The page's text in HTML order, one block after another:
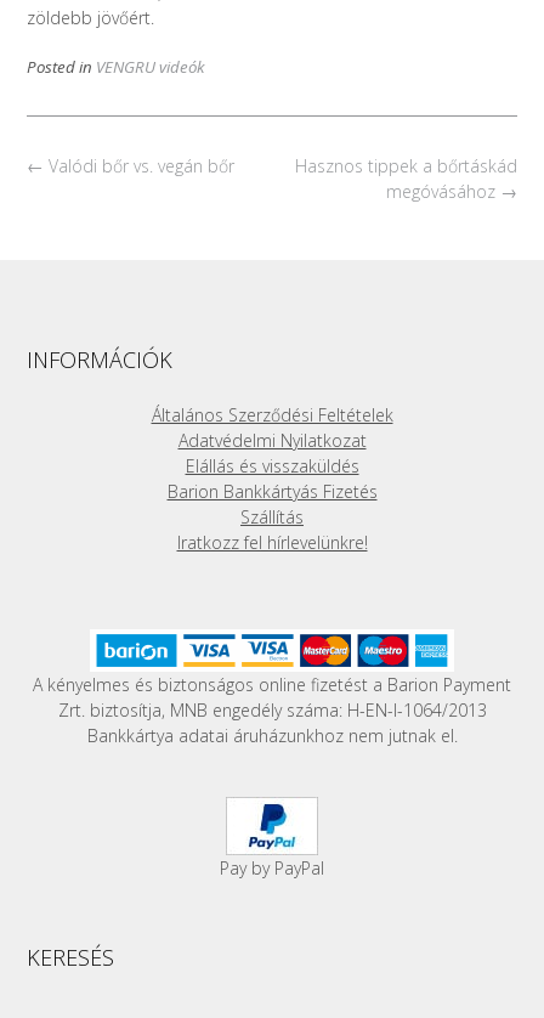
zöldebb jövőért.
Posted in VENGRU videók
Post
Hasznos tippek a bőrtáskád
megóvásához →
← Valódi bőr vs. vegán bőr
INFORMÁCIÓK
Általános Szerződési Feltételek
Adatvédelmi Nyilatkozat
Elállás és visszaküldés
Barion Bankkártyás Fizetés
Szállítás
Iratkozz fel hírlevelünkre!
A kényelmes és biztonságos online fizetést a Barion Payment
Zrt. biztosítja, MNB engedély száma: H-EN-I-1064/2013
Bankkártya adatai áruházunkhoz nem jutnak el.
Pay by PayPal
KERESÉS